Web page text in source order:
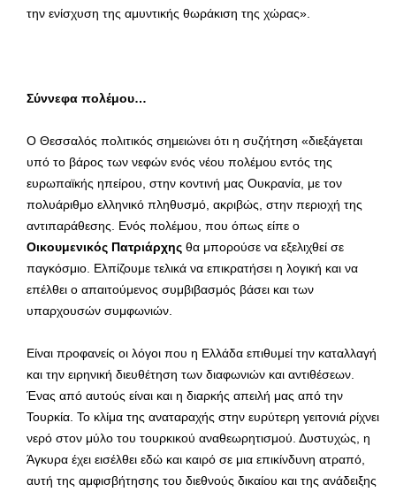
την ενίσχυση της αμυντικής θωράκιση της χώρας».
Σύννεφα πολέμου…
Ο Θεσσαλός πολιτικός σημειώνει ότι η συζήτηση «διεξάγεται
υπό το βάρος των νεφών ενός νέου πολέμου εντός της
ευρωπαϊκής ηπείρου, στην κοντινή μας Ουκρανία, με τον
πολυάριθμο ελληνικό πληθυσμό, ακριβώς, στην περιοχή της
αντιπαράθεσης. Ενός πολέμου, που όπως είπε ο
Οικουμενικός Πατριάρχης θα μπορούσε να εξελιχθεί σε
παγκόσμιο. Ελπίζουμε τελικά να επικρατήσει η λογική και να
επέλθει ο απαιτούμενος συμβιβασμός βάσει και των
υπαρχουσών συμφωνιών.
Είναι προφανείς οι λόγοι που η Ελλάδα επιθυμεί την καταλλαγή
και την ειρηνική διευθέτηση των διαφωνιών και αντιθέσεων.
Ένας από αυτούς είναι και η διαρκής απειλή μας από την
Τουρκία. Το κλίμα της αναταραχής στην ευρύτερη γειτονιά ρίχνει
νερό στον μύλο του τουρκικού αναθεωρητισμού. Δυστυχώς, η
Άγκυρα έχει εισέλθει εδώ και καιρό σε μια επικίνδυνη ατραπό,
αυτή της αμφισβήτησης του διεθνούς δικαίου και της ανάδειξης